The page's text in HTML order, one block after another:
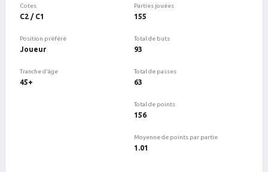
Cotes
C2 / C1
Position préféré
Joueur
Tranche d'âge
45+
Parties jouées
155
Total de buts
93
Total de passes
63
Total de points
156
Moyenne de points par partie
1.01